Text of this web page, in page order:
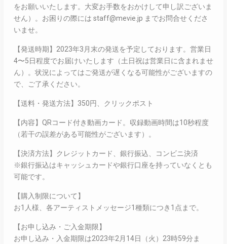
をお願いいたします。大変お手数をおかけして申し訳ございま
せん）。お困りの際には staff@mevie.jp までお問合せくださ
いませ。
【発送時期】2023年3月末の発送を予定しております。営業日
4〜5日程度でお届けいたします（土日祝は営業日に含まれませ
ん）。状況によってはご発送が遅くなる可能性がございますの
で、ご了承ください。
【送料・発送方法】350円、クリックポスト
【内容】QRコード付き動画カード。収録動画時間は10秒程度
（若干の誤差がある可能性がございます）。
【決済方法】クレジットカード、銀行振込、コンビニ決済
※銀行振込はキャッシュカードや銀行口座を持っていなくとも
可能です。
【購入制限について】
お1人様、各アーティストメッセージ1種類につき1点まで。
【お申し込み・ご入金期限】
お申し込み・入金期限は2023年2月14日（火）23時59分ま